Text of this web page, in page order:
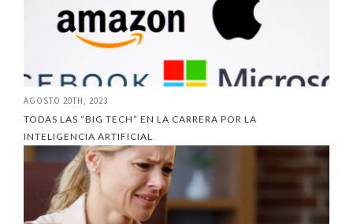
AGOSTO 20TH, 2023
TODAS LAS “BIG TECH” EN LA CARRERA POR LA
INTELIGENCIA ARTIFICIAL